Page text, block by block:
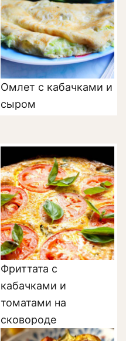
Омлет с кабачками и
сыром
Фриттата с
кабачками и
томатами на
сковороде